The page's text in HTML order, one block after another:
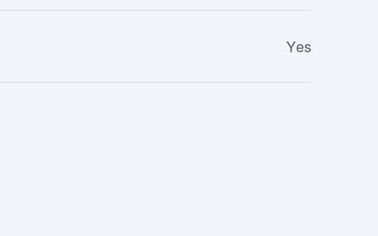
Yes